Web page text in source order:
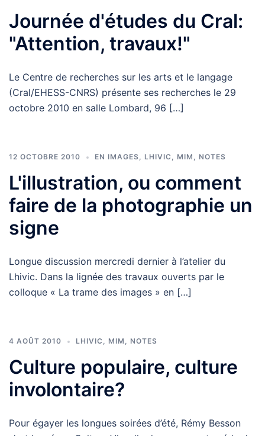
Journée d'études du Cral:
"Attention, travaux!"
Le Centre de recherches sur les arts et le langage
(Cral/EHESS-CNRS) présente ses recherches le 29
octobre 2010 en salle Lombard, 96 […]
12 OCTOBRE 2010 EN IMAGES, LHIVIC , MIM , NOTES
L'illustration, ou comment
faire de la photographie un
signe
Longue discussion mercredi dernier à l’atelier du
Lhivic. Dans la lignée des travaux ouverts par le
colloque « La trame des images » en […]
4 AOÛT 2010 LHIVIC , MIM , NOTES
Culture populaire, culture
involontaire?
Pour égayer les longues soirées d’été, Rémy Besson